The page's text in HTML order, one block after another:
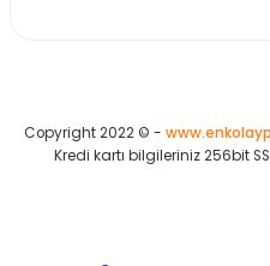
Copyright 2022 © -
Kredi kartı bilgileriniz 256bit